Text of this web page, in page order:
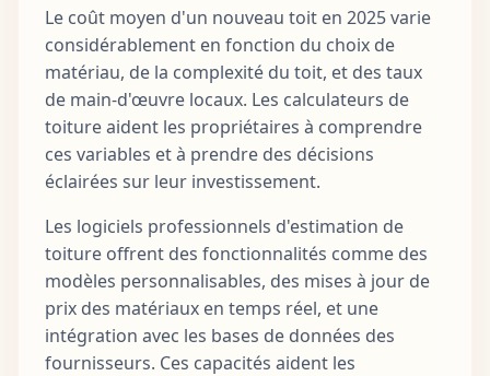
Le coût moyen d'un nouveau toit en 2025 varie
considérablement en fonction du choix de
matériau, de la complexité du toit, et des taux
de main-d'œuvre locaux. Les calculateurs de
toiture aident les propriétaires à comprendre
ces variables et à prendre des décisions
éclairées sur leur investissement.
Les logiciels professionnels d'estimation de
toiture offrent des fonctionnalités comme des
modèles personnalisables, des mises à jour de
prix des matériaux en temps réel, et une
intégration avec les bases de données des
fournisseurs. Ces capacités aident les